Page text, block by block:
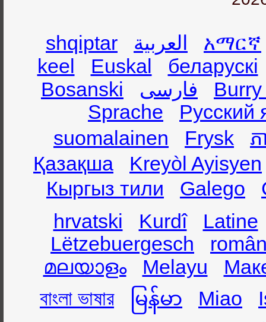
shqiptar العربية
አማርኛ
keel
Euskal
беларускі
Bosanski
فارسی
Sprache
Русский
suomalainen
Frysk
ភ
Қазақша
Kreyòl Ayisyen
Кыргыз тили
Galego
hrvatski
Kurdî
Latine
Lëtzebuergesch
മലയാളം
Melayu
বাংলা ভাষার
မြန်မာ Miao